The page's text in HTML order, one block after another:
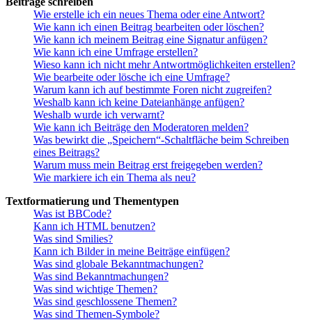
Wie erstelle ich ein neues Thema oder eine Antwort?
Wie kann ich einen Beitrag bearbeiten oder löschen?
Wie kann ich meinem Beitrag eine Signatur anfügen?
Wie kann ich eine Umfrage erstellen?
Wieso kann ich nicht mehr Antwortmöglichkeiten erstellen?
Wie bearbeite oder lösche ich eine Umfrage?
Warum kann ich auf bestimmte Foren nicht zugreifen?
Weshalb kann ich keine Dateianhänge anfügen?
Weshalb wurde ich verwarnt?
Wie kann ich Beiträge den Moderatoren melden?
Was bewirkt die „Speichern“-Schaltfläche beim Schreiben
eines Beitrags?
Warum muss mein Beitrag erst freigegeben werden?
Wie markiere ich ein Thema als neu?
Textformatierung und Thementypen
Was ist BBCode?
Kann ich HTML benutzen?
Was sind Smilies?
Kann ich Bilder in meine Beiträge einfügen?
Was sind globale Bekanntmachungen?
Was sind Bekanntmachungen?
Was sind wichtige Themen?
Was sind geschlossene Themen?
Was sind Themen-Symbole?